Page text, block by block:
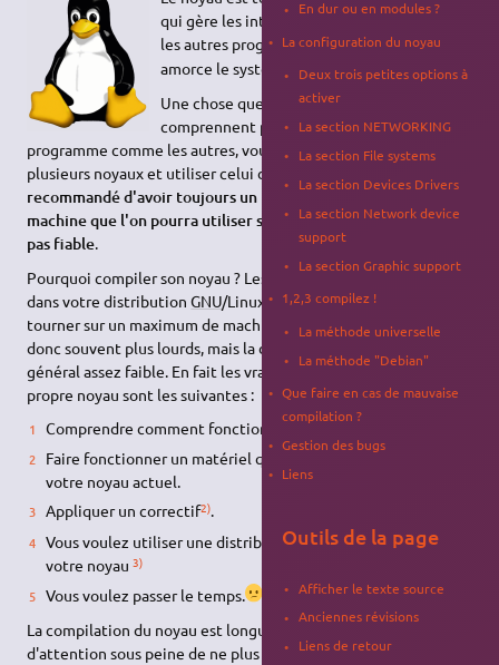
qui gère les interactions entre le matériel et
les autres programmes. C'est lui qui1)
amorce le système d'exploitation.
Une chose que beaucoup de personnes ne
comprennent pas est que le noyau est un
programme comme les autres, vous pouvez parfaitement avoir
plusieurs noyaux et utiliser celui de votre choix.
recommandé d'avoir toujours un noyau fonctionnel sur sa
machine que l'on pourra utiliser si le noyau par défaut n'est
pas fiable.
Pourquoi compiler son noyau ? Les noyaux fournis par défaut
dans votre distributionGNU/Linux sont des noyaux capables de
tourner sur un maximum de machines et de matériels. Ils sont
donc souvent plus lourds, mais la différence de rapidité est en
général assez faible. En fait les vraies raisons de compiler son
propre noyau sont les suivantes :
Comprendre comment fonctionne le noyau Linux.
Faire fonctionner un matériel qui n'est pas pris en charge par
votre noyau actuel.
Appliquer un correctif2).
Vous voulez utiliser une distribution qui oblige de compiler
votre noyau 3)
Vous voulez passer le temps.
La compilation du noyau est longue et demande beaucoup
d'attention sous peine de ne plus pouvoir démarrer sa machine.
En dur ou en modules ?
La configuration du noyau
Deux trois petites options à
activer
La section NETWORKING
La section File systems
La section Devices Drivers
La section Network device
support
La section Graphic support
1,2,3 compilez !
La méthode universelle
La méthode "Debian"
Que faire en cas de mauvaise
compilation ?
Gestion des bugs
Liens
Outils de la page
Afficher le texte source
Anciennes révisions
Liens de retour